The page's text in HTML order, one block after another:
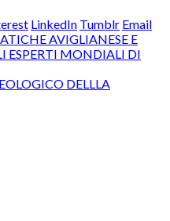
LinkedIn Tumblr Email
AVIGLIANESE E
ESPERTI MONDIALI DI
DELLLA